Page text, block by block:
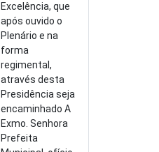
Excelência, que
após ouvido o
Plenário e na
forma
regimental,
através desta
Presidência seja
encaminhado A
Exmo. Senhora
Prefeita